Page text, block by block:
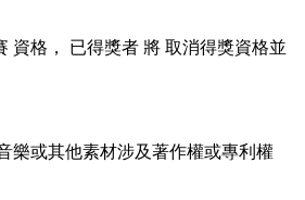
資格， 已得獎者 將 取消得獎資格並
樂或其他素材涉及著作權或專利權